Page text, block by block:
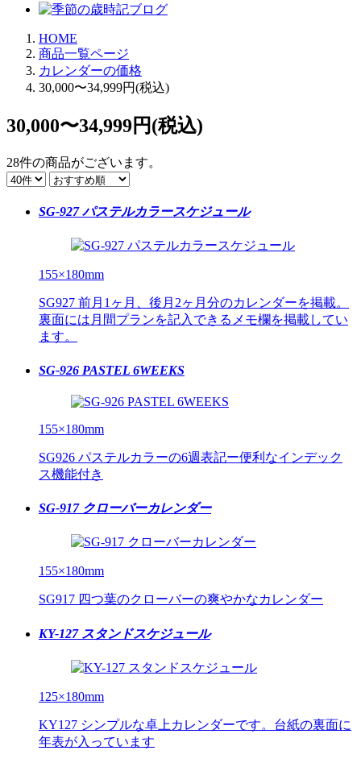
HOME
商品一覧ページ
カレンダーの価格
30,000〜34,999円(税込)
30,000〜34,999円(税込)
28件の商品がございます。
SG-927 パステルカラースケジュール
155×180mm
SG927 前月1ヶ月、後月2ヶ月分のカレンダーを掲載。
裏面には月間プランを記入できるメモ欄を掲載してい
ます。
SG-926 PASTEL 6WEEKS
155×180mm
SG926 パステルカラーの6週表記ー便利なインデック
ス機能付き
SG-917 クローバーカレンダー
155×180mm
SG917 四つ葉のクローバーの爽やかなカレンダー
KY-127 スタンドスケジュール
125×180mm
KY127 シンプルな卓上カレンダーです。台紙の裏面に
年表が入っています